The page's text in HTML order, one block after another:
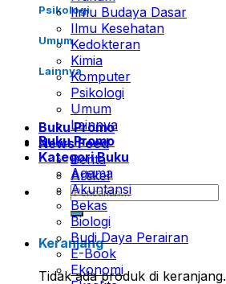
Psikologi
Umum
Lainnya
Buku Promo
News Feed
Berita
Artikel
Pencarian
untuk:
Keranjang
Tidak ada produk di keranjang.
Ilmu Budaya Dasar
Ilmu Kesehatan
Kedokteran
Kimia
Komputer
Psikologi
Umum
Lainnya
Buku Promo
Kategori Buku
Agama
Akuntansi
Bekas
Biologi
Budi Daya Perairan
E-Book
Ekonomi